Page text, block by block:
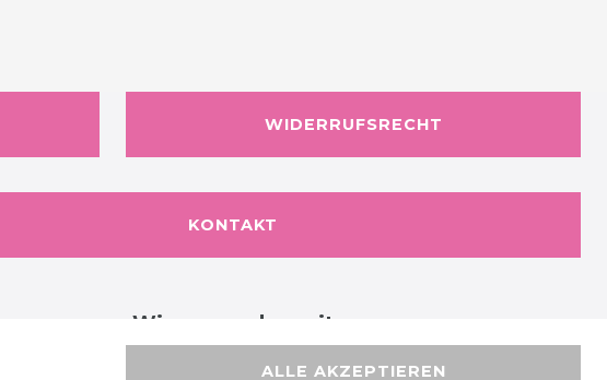
WIDERRUFSRECHT
KONTAKT
Wir versenden mit
ALLE AKZEPTIEREN